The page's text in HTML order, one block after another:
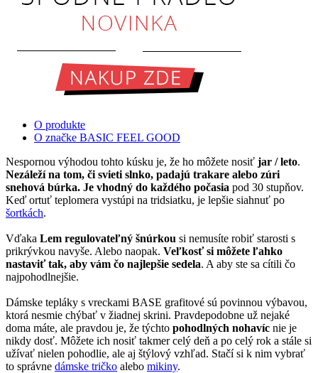
O produkte
O značke BASIC FEEL GOOD
Nespornou výhodou tohto kúsku je, že ho môžete nosiť jar / leto.
Nezáleží na tom, či svieti slnko, padajú trakare alebo zúri
snehová búrka. Je vhodný do každého počasia pod 30 stupňov.
Keď ortuť teplomera vystúpi na tridsiatku, je lepšie siahnuť po
šortkách.
Vďaka Lem regulovateľný šnúrkou si nemusíte robiť starosti s
prikrývkou navyše. Alebo naopak. Veľkosť si môžete ľahko
nastaviť tak, aby vám čo najlepšie sedela. A aby ste sa cítili čo
najpohodlnejšie.
Dámske tepláky s vreckami BASE grafitové sú povinnou výbavou,
ktorá nesmie chýbať v žiadnej skrini. Pravdepodobne už nejaké
doma máte, ale pravdou je, že týchto pohodlných nohavíc nie je
nikdy dosť. Môžete ich nosiť takmer celý deň a po celý rok a stále si
užívať nielen pohodlie, ale aj štýlový vzhľad. Stačí si k nim vybrať
to správne dámske tričko alebo mikiny.